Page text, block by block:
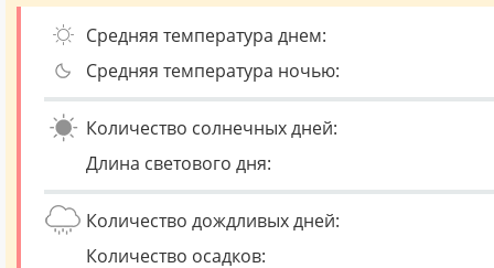
Средняя температура днем:
Средняя температура ночью:
Количество солнечных дней:
Длина светового дня:
Количество дождливых дней:
Количество осадков: